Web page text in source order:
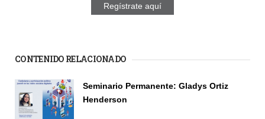
Regístrate aquí
CONTENIDO RELACIONADO
Seminario Permanente: Gladys Ortiz
Henderson
Páginas